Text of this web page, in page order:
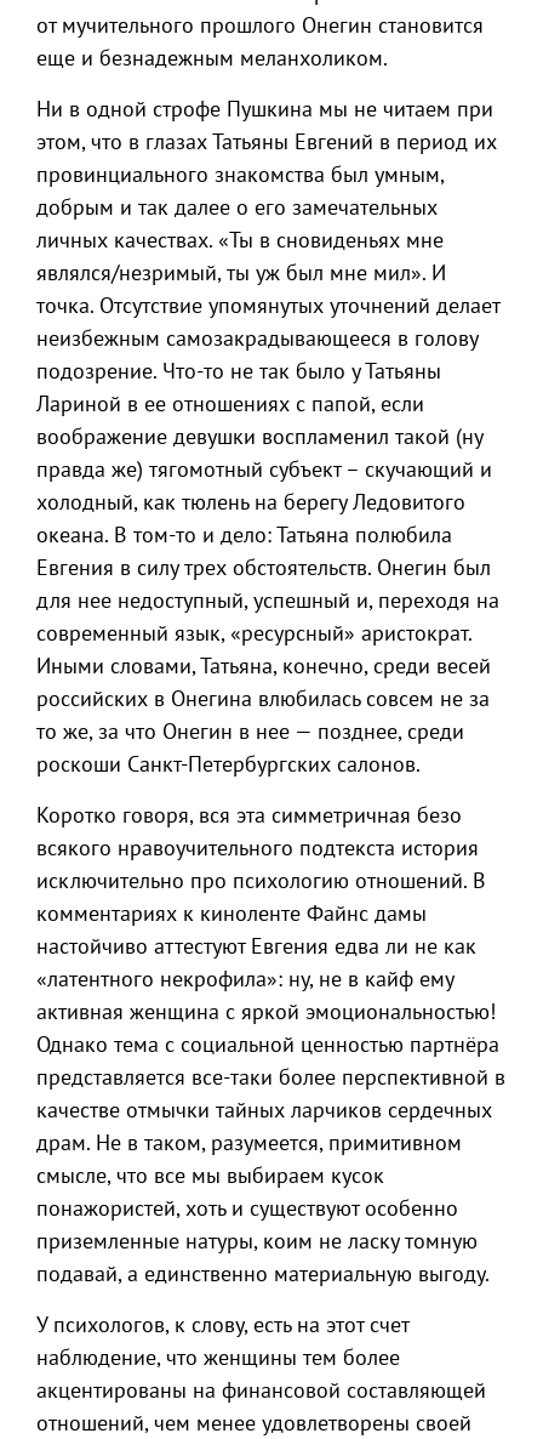
от мучительного прошлого Онегин становится
еще и безнадежным меланхоликом.
Ни в одной строфе Пушкина мы не читаем при
этом, что в глазах Татьяны Евгений в период их
провинциального знакомства был умным,
добрым и так далее о его замечательных
личных качествах. «Ты в сновиденьях мне
являлся/незримый, ты уж был мне мил». И
точка. Отсутствие упомянутых уточнений делает
неизбежным самозакрадывающееся в голову
подозрение. Что-то не так было у Татьяны
Лариной в ее отношениях с папой, если
воображение девушки воспламенил такой (ну
правда же) тягомотный субъект – скучающий и
холодный, как тюлень на берегу Ледовитого
океана. В том-то и дело: Татьяна полюбила
Евгения в силу трех обстоятельств. Онегин был
для нее недоступный, успешный и, переходя на
современный язык, «ресурсный» аристократ.
Иными словами, Татьяна, конечно, среди весей
российских в Онегина влюбилась совсем не за
то же, за что Онегин в нее — позднее, среди
роскоши Санкт-Петербургских салонов.
Коротко говоря, вся эта симметричная безо
всякого нравоучительного подтекста история
исключительно про психологию отношений. В
комментариях к киноленте Файнс дамы
настойчиво аттестуют Евгения едва ли не как
«латентного некрофила»: ну, не в кайф ему
активная женщина с яркой эмоциональностью!
Однако тема с социальной ценностью партнёра
представляется все-таки более перспективной в
качестве отмычки тайных ларчиков сердечных
драм. Не в таком, разумеется, примитивном
смысле, что все мы выбираем кусок
понажористей, хоть и существуют особенно
приземленные натуры, коим не ласку томную
подавай, а единственно материальную выгоду.
У психологов, к слову, есть на этот счет
наблюдение, что женщины тем более
акцентированы на финансовой составляющей
отношений, чем менее удовлетворены своей